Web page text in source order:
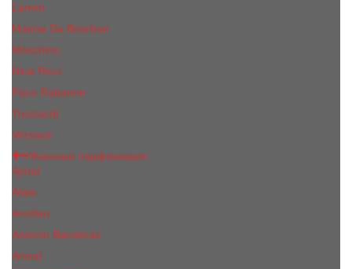
Lanvin
Marina De Bourbon
Moschino
Nina Ricci
Paco Rabanne
Trussardi
Versace
Женская парфюмерия
Ajmal
Alaia
Annifen
Antonio Banderas
Armaf